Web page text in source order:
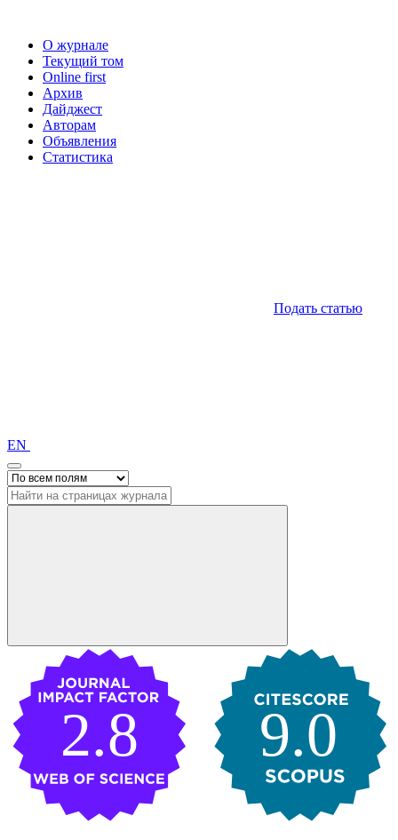
О журнале
Текущий том
Online first
Архив
Дайджест
Авторам
Объявления
Статистика
Подать статью
EN
9.0
2.8